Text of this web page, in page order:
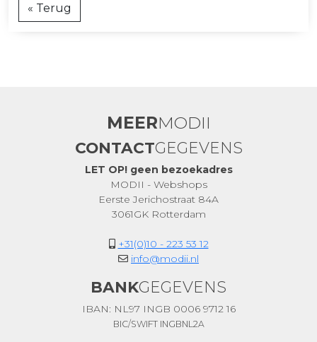
« Terug
MEERMODII
CONTACTGEGEVENS
LET OP! geen bezoekadres
MODII - Webshops
Eerste Jerichostraat 84A
3061GK Rotterdam
+31(0)10 - 223 53 12
info@modii.nl
BANKGEGEVENS
IBAN: NL97 INGB 0006 9712 16
BIC/SWIFT INGBNL2A